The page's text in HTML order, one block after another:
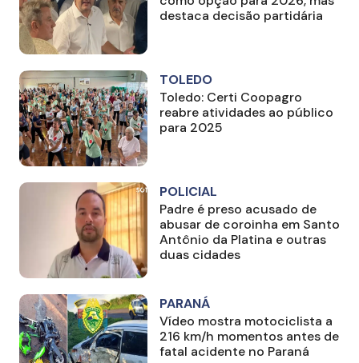
destaca decisão partidária
TOLEDO
Toledo: Certi Coopagro
reabre atividades ao público
para 2025
POLICIAL
Padre é preso acusado de
abusar de coroinha em Santo
Antônio da Platina e outras
duas cidades
PARANÁ
Vídeo mostra motociclista a
216 km/h momentos antes de
fatal acidente no Paraná